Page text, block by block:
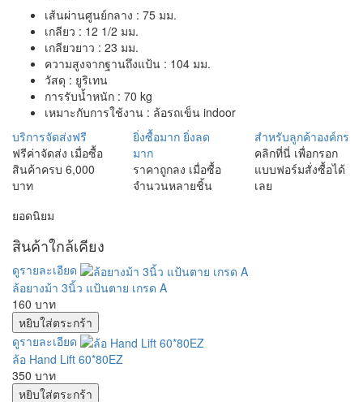
เส้นผ่านศูนย์กลาง : 75 มม.
เกลียว : 12 1/2 มม.
เกลียวยาว : 23 มม.
ความสูงจากฐานถึงแป้น : 104 มม.
วัสดุ : ยูริเทน
การรับน้ำหนัก : 70 kg
เหมาะกับการใช้งาน : ล้อรถเข็น indoor
บริการจัดส่งฟรี
ฟรีค่าจัดส่ง เมื่อซื้อ
สินค้าครบ 6,000
บาท
ยิ่งซื้อมาก ยิ่งลด
มาก
ราคาถูกลง เมื่อซื้อ
จำนวนหลายชิ้น
สำหรับลูกค้าองค์กร
คลิกที่นี่ เพื่อกรอก
แบบฟอร์มสั่งซื้อได้
เลย
ยอดนิยม
สินค้าใกล้เคียง
ดูรายละเอียด
ล้อยางม้า 3นิ้ว แป้นตาย เกรด A
160 บาท
ดูรายละเอียด
ล้อ Hand Lift 60*80EZ
350 บาท